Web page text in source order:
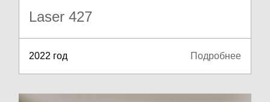
Laser 427
2022 год Подробнее